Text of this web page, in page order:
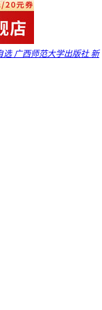
选 广西师范大学出版社 新